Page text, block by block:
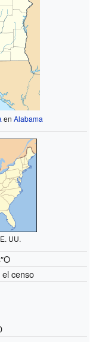
enAlabama
UU.
censo